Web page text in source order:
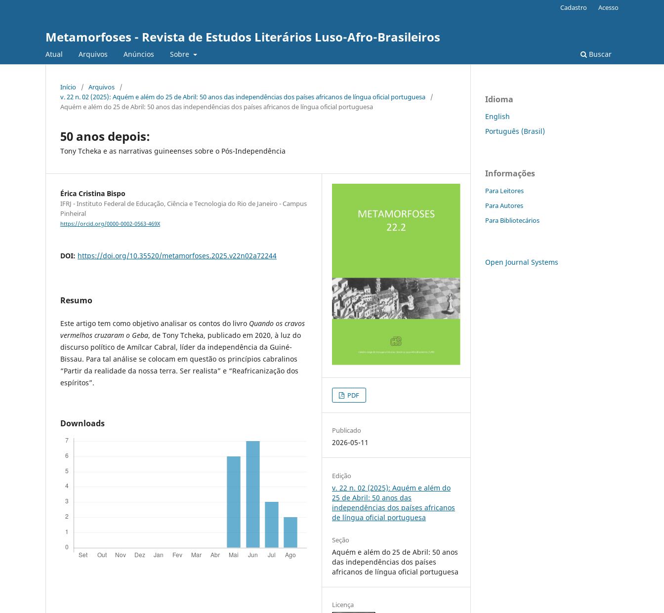
Metamorfoses - Revista de Estudos Literários Luso-Afro-Brasileiros
Atual Arquivos Anúncios Sobre Buscar
Cadastro Acesso
Início / Arquivos
/
v. 22 n. 02 (2025): Aquém e além do 25 de Abril: 50 anos das independências dos países africanos de língua oficial portuguesa
/
Aquém e além do 25 de Abril: 50 anos das independências dos países africanos de língua oficial portuguesa
50 anos depois:
Tony Tcheka e as narrativas guineenses sobre o Pós-Independência
Érica Cristina Bispo
IFRJ - Instituto Federal de Educação, Ciência e Tecnologia do Rio de Janeiro - Campus
Pinheiral
https://orcid.org/0000-0002-0563-469X
DOI: https://doi.org/10.35520/metamorfoses.2025.v22n02a72244
Resumo
Este artigo tem como objetivo analisar os contos do livro Quando os cravos
vermelhos cruzaram o Geba, de Tony Tcheka, publicado em 2020, à luz do
discurso político de Amílcar Cabral, líder da independência da Guiné-
Bissau. Para tal análise se colocam em questão os princípios cabralinos
“Partir da realidade da nossa terra. Ser realista” e “Reafricanização dos
espíritos”.
Downloads
PDF
Publicado
2026-05-11
Edição
v. 22 n. 02 (2025): Aquém e além do
25 de Abril: 50 anos das
independências dos países africanos
de língua oficial portuguesa
Seção
Aquém e além do 25 de Abril: 50 anos
das independências dos países
africanos de língua oficial portuguesa
Licença
Idioma
English
Português (Brasil)
Informações
Para Leitores
Para Autores
Para Bibliotecários
Open Journal Systems